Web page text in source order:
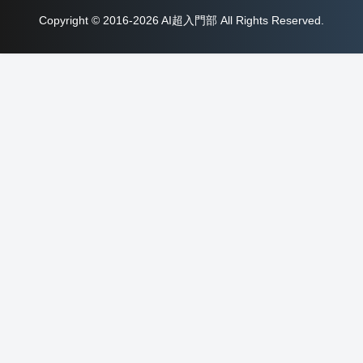
Copyright © 2016-2026 AI超入門部 All Rights Reserved.